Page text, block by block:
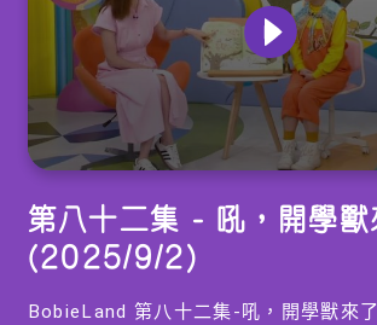
of
0
seconds
第八十二集 - 吼，開學獸
(2025/9/2)
BobieLand 第八十二集-吼，開學獸來了